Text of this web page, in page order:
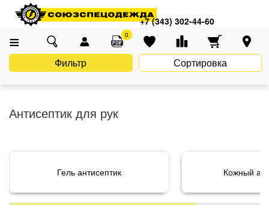
+7 (343) 302-44-60
0
Главная Каталог
Средства индивидуальной защиты (СИЗ)
Антисептик для рук
Гель антисептик Кожный
Фильтр Сортировка